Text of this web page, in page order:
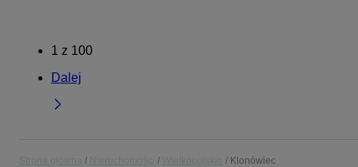
1 z 100
Dalej
Klonówiec